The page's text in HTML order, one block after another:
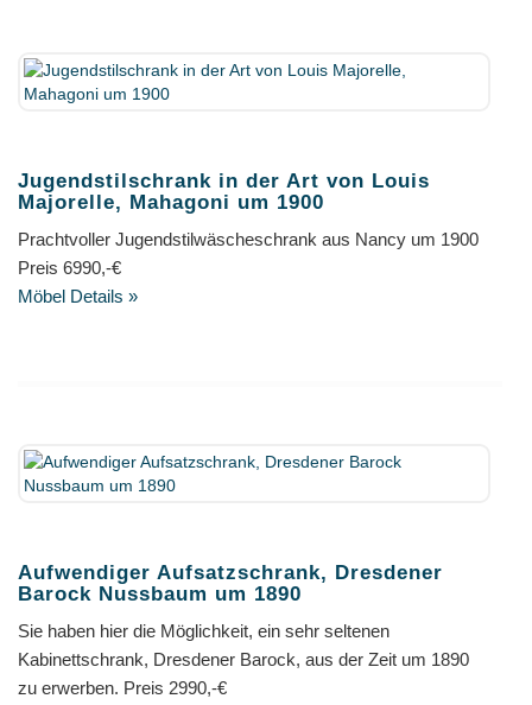
Jugendstilschrank in der Art von Louis
Majorelle, Mahagoni um 1900
Prachtvoller Jugendstilwäscheschrank aus Nancy um 1900
Preis 6990,-€
Möbel Details »
Aufwendiger Aufsatzschrank, Dresdener
Barock Nussbaum um 1890
Sie haben hier die Möglichkeit, ein sehr seltenen
Kabinettschrank, Dresdener Barock, aus der Zeit um 1890
zu erwerben. Preis 2990,-€